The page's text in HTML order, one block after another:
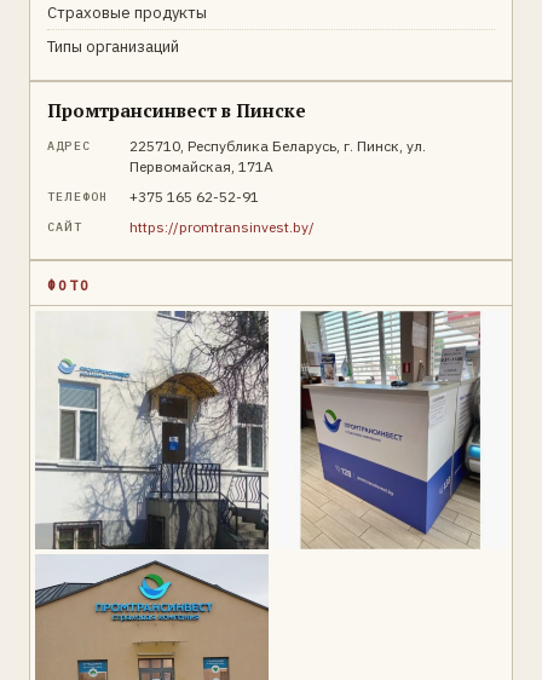
Страховые продукты
Типы организаций
Промтрансинвест в Пинске
АДРЕС
225710, Республика Беларусь, г. Пинск, ул.
Первомайская, 171А
ТЕЛЕФОН +375 165 62-52-91
САЙТ https://promtransinvest.by/
ФОТО